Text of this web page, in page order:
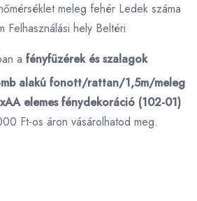
meleg fehér Ledek száma
Felhasználási hely Beltéri
a fényfüzérek és szalagok
alakú fonott/rattan/1,5m/meleg
elemes fénydekoráció (102-01)
Ft-os áron vásárolhatod meg.